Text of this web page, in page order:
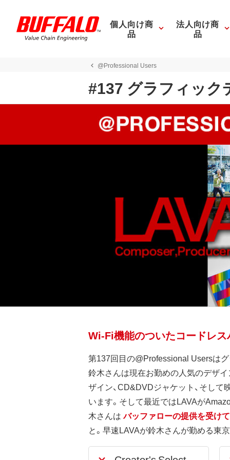
個人向け商
品
法人向け商
品
@Professional Users
#137 グラフィック
Wi-Fi機能のついたコードレ
第137回目の@Professional Usersは
鈴木さんは現在お勤めの人気のデザイ
ザイン、CD&DVDジャケット、そし
います。そして最近ではLAVAが
木さんは バッファローの提供を受け
と。早速LAVAが鈴木さんが勤める東